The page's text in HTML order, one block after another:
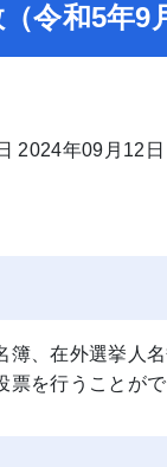
令和5年9
2024年09月12日
、在外選挙人
票を行うことが